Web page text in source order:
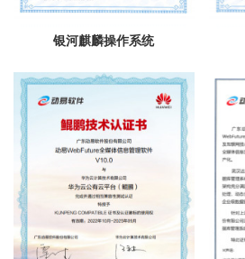
银河麒麟操作系统